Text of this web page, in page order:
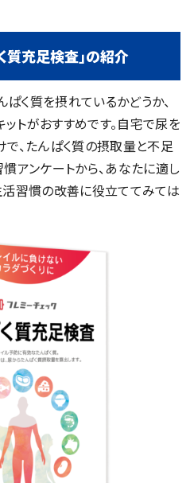
質充足検査」の紹介
く質を摂れているかどうか、
トがおすすめです。自宅で尿を
で、たんぱく質の摂取量と不足
アンケートから、あなたに適し
活習慣の改善に役立ててみては